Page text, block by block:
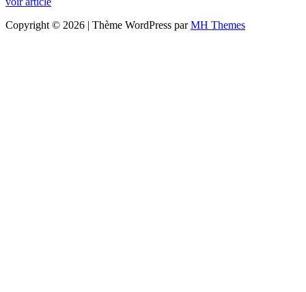
Copyright © 2026 | Thème WordPress parMH Themes